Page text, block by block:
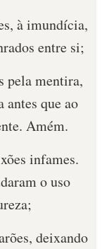
à imundícia,
entre si;
pela mentira,
antes que ao
Amém.
infames.
o uso
deixando